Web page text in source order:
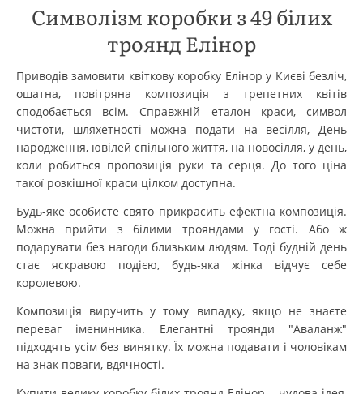
Символізм коробки з 49 білих
троянд Елінор
Приводів замовити квіткову коробку Елінор у Києві безліч,
ошатна, повітряна композиція з трепетних квітів
сподобається всім. Справжній еталон краси, символ
чистоти, шляхетності можна подати на весілля, День
народження, ювілей спільного життя, на новосілля, у день,
коли робиться пропозиція руки та серця. До того ціна
такої розкішної краси цілком доступна.
Будь-яке особисте свято прикрасить ефектна композиція.
Можна прийти з білими трояндами у гості. Або ж
подарувати без нагоди близьким людям. Тоді будній день
стає яскравою подією, будь-яка жінка відчує себе
королевою.
Композиція виручить у тому випадку, якщо не знаєте
переваг іменинника. Елегантні троянди "Аваланж"
підходять усім без винятку. Їх можна подавати і чоловікам
на знак поваги, вдячності.